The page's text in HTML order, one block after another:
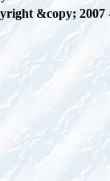
&copy; 2007